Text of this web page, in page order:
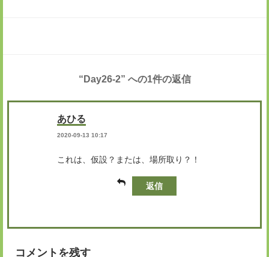
“Day26-2” への1件の返信
あひる
2020-09-13 10:17
これは、仮設？または、場所取り？！
返信
コメントを残す